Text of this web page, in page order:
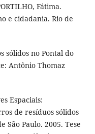
Fátima.
e cidadania. Rio de
sólidos no Pontal do
Antônio Thomaz
Espaciais:
de resíduos sólidos
São Paulo. 2005. Tese